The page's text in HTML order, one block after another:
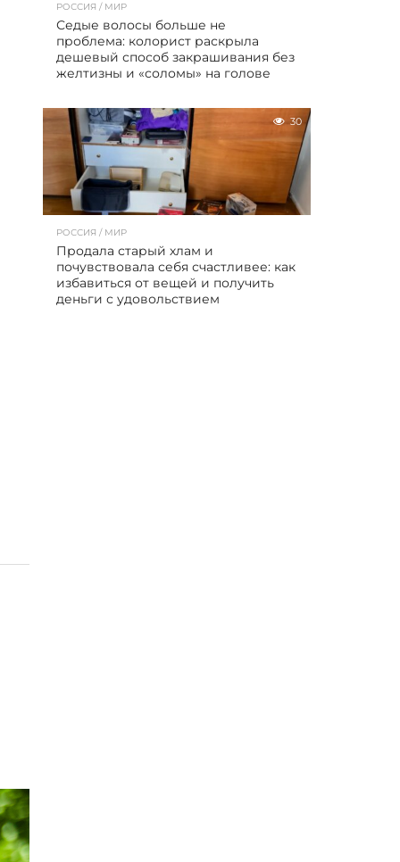
РОССИЯ / МИР
Седые волосы больше не
проблема: колорист раскрыла
дешевый способ закрашивания без
желтизны и «соломы» на голове
30
РОССИЯ / МИР
Продала старый хлам и
почувствовала себя счастливее: как
избавиться от вещей и получить
деньги с удовольствием